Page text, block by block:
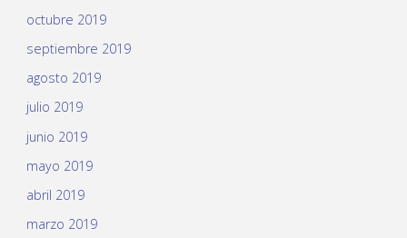
octubre 2019
septiembre 2019
agosto 2019
julio 2019
junio 2019
mayo 2019
abril 2019
marzo 2019